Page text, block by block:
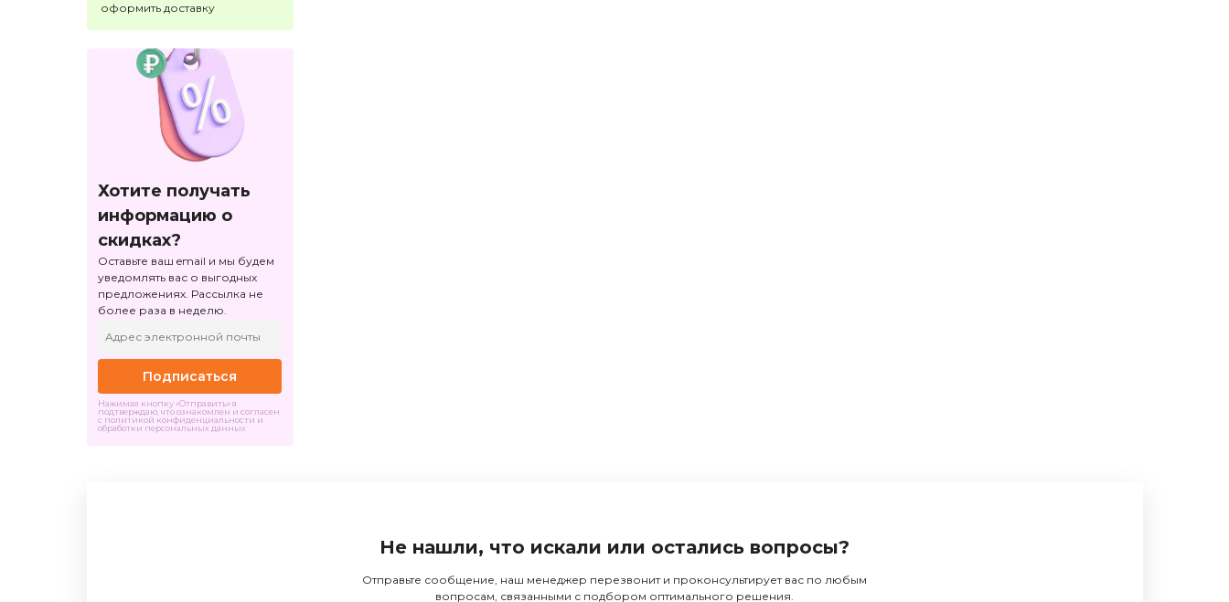
оформить доставку
Хотите получать
информацию о
скидках?
Оставьте ваш email и мы будем
уведомлять вас о выгодных
предложениях. Рассылка не
более раза в неделю.
Подписаться
Нажимая кнопку «Отправить» я
подтверждаю, что ознакомлен и согласен
с политикой конфиденциальности и
обработки персональных данных
Не нашли, что искали или остались вопросы?
Отправьте сообщение, наш менеджер перезвонит и проконсультирует вас по любым
вопросам, связанными с подбором оптимального решения.